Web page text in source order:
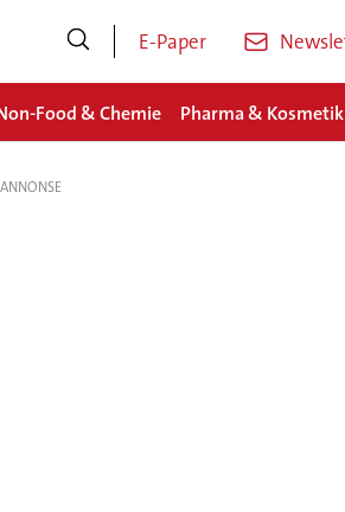
E-Paper
Food & Chemie Pharma & Kosmetik